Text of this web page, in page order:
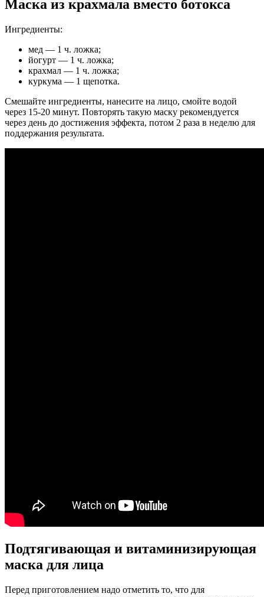
Маска из крахмала вместо ботокса
Ингредиенты:
мед — 1 ч. ложка;
йогурт — 1 ч. ложка;
крахмал — 1 ч. ложка;
куркума — 1 щепотка.
Смешайте ингредиенты, нанесите на лицо, смойте водой
через 15-20 минут. Повторять такую маску рекомендуется
через день до достижения эффекта, потом 2 раза в неделю для
поддержания результата.
Подтягивающая и витаминизирующая
маска для лица
Перед приготовлением надо отметить то, что для